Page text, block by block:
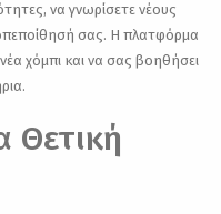
να γνωρίσετε νέους
σας. Η πλατφόρμα
χόμπι και να σας βοηθήσει
Θετική